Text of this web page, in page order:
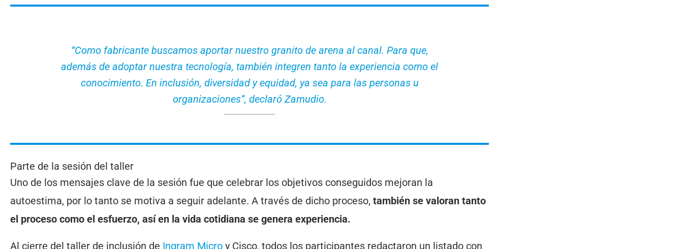
“Como fabricante buscamos aportar nuestro granito de arena al canal. Para que,
además de adoptar nuestra tecnología, también integren tanto la experiencia como el
conocimiento. En inclusión, diversidad y equidad, ya sea para las personas u
organizaciones”, declaró Zamudio.
Parte de la sesión del taller
Uno de los mensajes clave de la sesión fue que celebrar los objetivos conseguidos mejoran la
autoestima, por lo tanto se motiva a seguir adelante. A través de dicho proceso, también se valoran tanto
el proceso como el esfuerzo, así en la vida cotidiana se genera experiencia.
Al cierre del taller de inclusión de Ingram Micro y Cisco, todos los participantes redactaron un listado con